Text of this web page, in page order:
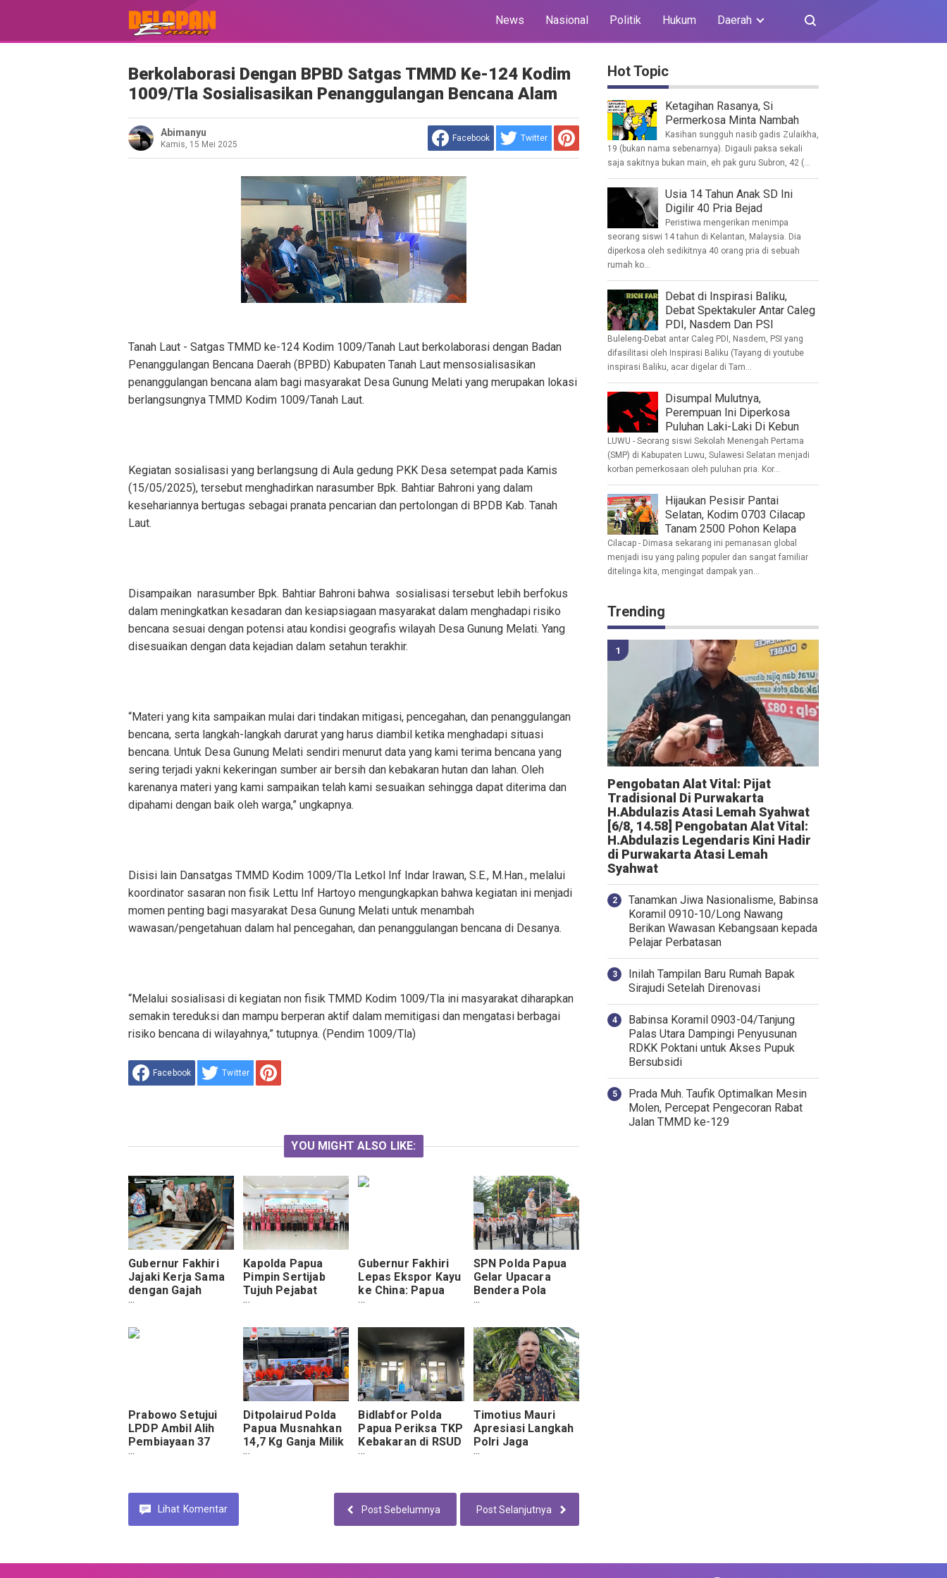
News Nasional Politik Hukum Daerah
Berkolaborasi Dengan BPBD Satgas TMMD Ke-124 Kodim
1009/Tla Sosialisasikan Penanggulangan Bencana Alam
Abimanyu
Kamis, 15 Mei 2025
Facebook Twitter
Tanah Laut - Satgas TMMD ke-124 Kodim 1009/Tanah Laut berkolaborasi dengan Badan
Penanggulangan Bencana Daerah (BPBD) Kabupaten Tanah Laut mensosialisasikan
penanggulangan bencana alam bagi masyarakat Desa Gunung Melati yang merupakan lokasi
berlangsungnya TMMD Kodim 1009/Tanah Laut.
Kegiatan sosialisasi yang berlangsung di Aula gedung PKK Desa setempat pada Kamis
(15/05/2025), tersebut menghadirkan narasumber Bpk. Bahtiar Bahroni yang dalam
kesehariannya bertugas sebagai pranata pencarian dan pertolongan di BPDB Kab. Tanah
Laut.
Disampaikan narasumber Bpk. Bahtiar Bahroni bahwa sosialisasi tersebut lebih berfokus
dalam meningkatkan kesadaran dan kesiapsiagaan masyarakat dalam menghadapi risiko
bencana sesuai dengan potensi atau kondisi geografis wilayah Desa Gunung Melati. Yang
disesuaikan dengan data kejadian dalam setahun terakhir.
“Materi yang kita sampaikan mulai dari tindakan mitigasi, pencegahan, dan penanggulangan
bencana, serta langkah-langkah darurat yang harus diambil ketika menghadapi situasi
bencana. Untuk Desa Gunung Melati sendiri menurut data yang kami terima bencana yang
sering terjadi yakni kekeringan sumber air bersih dan kebakaran hutan dan lahan. Oleh
karenanya materi yang kami sampaikan telah kami sesuaikan sehingga dapat diterima dan
dipahami dengan baik oleh warga,” ungkapnya.
Disisi lain Dansatgas TMMD Kodim 1009/Tla Letkol Inf Indar Irawan, S.E., M.Han., melalui
koordinator sasaran non fisik Lettu Inf Hartoyo mengungkapkan bahwa kegiatan ini menjadi
momen penting bagi masyarakat Desa Gunung Melati untuk menambah
wawasan/pengetahuan dalam hal pencegahan, dan penanggulangan bencana di Desanya.
“Melalui sosialisasi di kegiatan non fisik TMMD Kodim 1009/Tla ini masyarakat diharapkan
semakin tereduksi dan mampu berperan aktif dalam memitigasi dan mengatasi berbagai
risiko bencana di wilayahnya,” tutupnya. (Pendim 1009/Tla)
Facebook Twitter
YOU MIGHT ALSO LIKE:
Gubernur Fakhiri
Jajaki Kerja Sama
dengan Gajah
Group untuk
Kemandirian UMKM
Kapolda Papua
Pimpin Sertijab
Tujuh Pejabat
Utama, Fokus
dan Pelayanan
Masyarakat
Gubernur Fakhiri
Lepas Ekspor Kayu
ke China: Papua
Naik Kelas dalam
SPN Polda Papua
Gelar Upacara
Bendera Pola
Pengasuhan Siswa
2025
Prabowo Setujui
LPDP Ambil Alih
Pembiayaan 37
Mahasiswa Papua
Ditpolairud Polda
Papua Musnahkan
14,7 Kg Ganja Milik
Enam Tersangka
Bidlabfor Polda
Papua Periksa TKP
Kebakaran di RSUD
Ramela Muara
Timotius Mauri
Apresiasi Langkah
Polri Jaga
Stabilitas
Lihat Komentar Post Selanjutnya
Post Sebelumnya
Hot Topic
Ketagihan Rasanya, Si
Permerkosa Minta Nambah
Kasihan sungguh nasib gadis Zulaikha,
19 (bukan nama sebenarnya). Digauli paksa sekali
saja sakitnya bukan main, eh pak guru Subron, 42 (...
Usia 14 Tahun Anak SD Ini
Digilir 40 Pria Bejad
Peristiwa mengerikan menimpa
seorang siswi 14 tahun di Kelantan, Malaysia. Dia
diperkosa oleh sedikitnya 40 orang pria di sebuah
rumah ko...
Debat di Inspirasi Baliku,
Debat Spektakuler Antar Caleg
PDI, Nasdem Dan PSI
Buleleng-Debat antar Caleg PDI, Nasdem, PSI yang
difasilitasi oleh Inspirasi Baliku (Tayang di youtube
inspirasi Baliku, acar digelar di Tam...
Disumpal Mulutnya,
Perempuan Ini Diperkosa
Puluhan Laki-Laki Di Kebun
LUWU - Seorang siswi Sekolah Menengah Pertama
(SMP) di Kabupaten Luwu, Sulawesi Selatan menjadi
korban pemerkosaan oleh puluhan pria. Kor...
Hijaukan Pesisir Pantai
Selatan, Kodim 0703 Cilacap
Tanam 2500 Pohon Kelapa
Cilacap - Dimasa sekarang ini pemanasan global
menjadi isu yang paling populer dan sangat familiar
ditelinga kita, mengingat dampak yan...
Trending
Pengobatan Alat Vital: Pijat
Tradisional Di Purwakarta
H.Abdulazis Atasi Lemah Syahwat
[6/8, 14.58] Pengobatan Alat Vital:
H.Abdulazis Legendaris Kini Hadir
di Purwakarta Atasi Lemah
Syahwat
Tanamkan Jiwa Nasionalisme, Babinsa
Koramil 0910-10/Long Nawang
Berikan Wawasan Kebangsaan kepada
Pelajar Perbatasan
Inilah Tampilan Baru Rumah Bapak
Sirajudi Setelah Direnovasi
‎Babinsa Koramil 0903-04/Tanjung
Palas Utara Dampingi Penyusunan
RDKK Poktani untuk Akses Pupuk
Bersubsidi
Prada Muh. Taufik Optimalkan Mesin
Molen, Percepat Pengecoran Rabat
Jalan TMMD ke-129